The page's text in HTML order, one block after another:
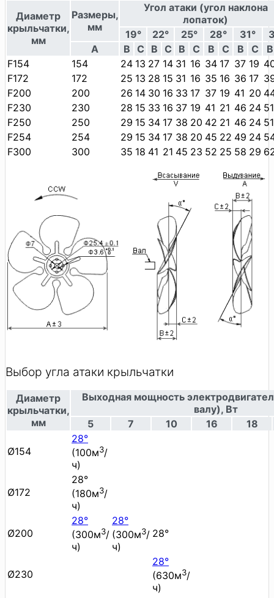
Диаметр
крыльчатки,
мм
Размеры,
мм
Угол атаки (угол наклона
лопаток)
19°
22° 25° 28° 31°
A
B C B C B C B C B C
B
F154
154 24 13 27 14 31 16 34 17 37 19
F172
172 25 13 28 15 31 16 35 16 36 17
F200
200 26 14 30 16 33 17 37 19 41 20
F230
230 28 15 33 16 37 19 41 21 46 24 51
F250
250 29 15 34 17 38 20 42 21 46 24 51
F254
254 29 15 34 17 38 20 45 22 49 24
F300
300 35 18 41 21 45 23 52 25 58 29
Выбор угла атаки крыльчатки
Диаметр
крыльчатки,
мм
Выходная мощность
валу), Вт
5
7 10 16 18
Ø154
28°
(100м3/
ч)
Ø172
28°
(180м3/
ч)
Ø200
28°
(300м3/
ч)
28°
(300м3/
ч)
28°
Ø230
28°
(630м3/
ч)